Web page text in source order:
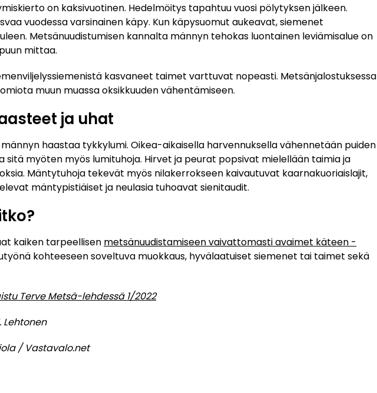
on kaksivuotinen. Hedelmöitys tapahtuu vuosi pölytyksen jälkeen.
vuodessa varsinainen käpy. Kun käpysuomut aukeavat, siemenet
Metsänuudistumisen kannalta männyn tehokas luontainen leviämisalue on
mittaa.
kasvaneet taimet varttuvat nopeasti. Metsänjalostuksessa
muun muassa oksikkuuden vähentämiseen.
ja uhat
männyn haastaa tykkylumi. Oikea-aikaisella harvennuksella vähennetään puiden
sitä myöten myös lumituhoja. Hirvet ja peurat popsivat mielellään taimia ja
Mäntytuhoja tekevät myös nilakerrokseen kaivautuvat kaarnakuoriaislajit,
mäntypistiäiset ja neulasia tuhoavat sienitaudit.
kaiken tarpeellisen metsänuudistamiseen vaivattomasti avaimet käteen -
kohteeseen soveltuva muokkaus, hyvälaatuiset siemenet tai taimet sekä
Terve Metsä-lehdessä 1/2022
Lehtonen
/ Vastavalo.net